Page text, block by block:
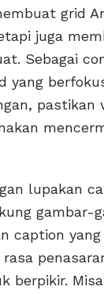
grid
juga
Sebagai
yang
pastikan
lupakan
gambar-
caption
berpikir.